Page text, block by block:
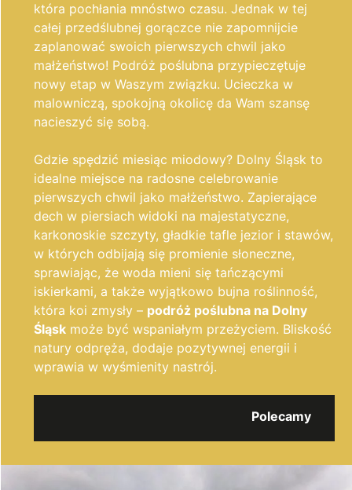
która pochłania mnóstwo czasu. Jednak w tej
całej przedślubnej gorączce nie zapomnijcie
zaplanować swoich pierwszych chwil jako
małżeństwo! Podróż poślubna przypieczętuje
nowy etap w Waszym związku. Ucieczka w
malowniczą, spokojną okolicę da Wam szansę
nacieszyć się sobą.
Gdzie spędzić miesiąc miodowy? Dolny Śląsk to
idealne miejsce na radosne celebrowanie
pierwszych chwil jako małżeństwo. Zapierające
dech w piersiach widoki na majestatyczne,
karkonoskie szczyty, gładkie tafle jezior i stawów,
w których odbijają się promienie słoneczne,
sprawiając, że woda mieni się tańczącymi
iskierkami, a także wyjątkowo bujna roślinność,
która koi zmysły – podróż poślubna na Dolny
Śląsk może być wspaniałym przeżyciem. Bliskość
natury odpręża, dodaje pozytywnej energii i
wprawia w wyśmienity nastrój.
Polecamy